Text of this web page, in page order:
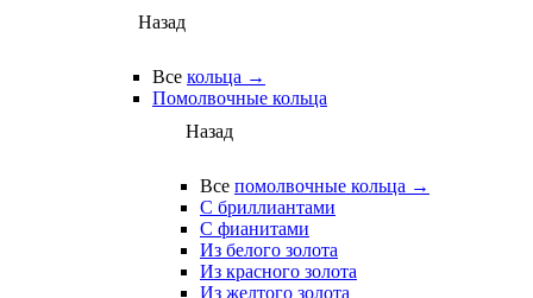
Назад
Все кольца →
Помолвочные кольца
Назад
Все помолвочные кольца →
С бриллиантами
С фианитами
Из белого золота
Из красного золота
Из желтого золота